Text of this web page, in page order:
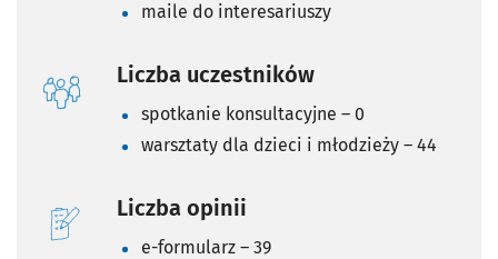
maile do interesariuszy
Liczba uczestników
spotkanie konsultacyjne – 0
warsztaty dla dzieci i młodzieży – 44
Liczba opinii
e-formularz – 39